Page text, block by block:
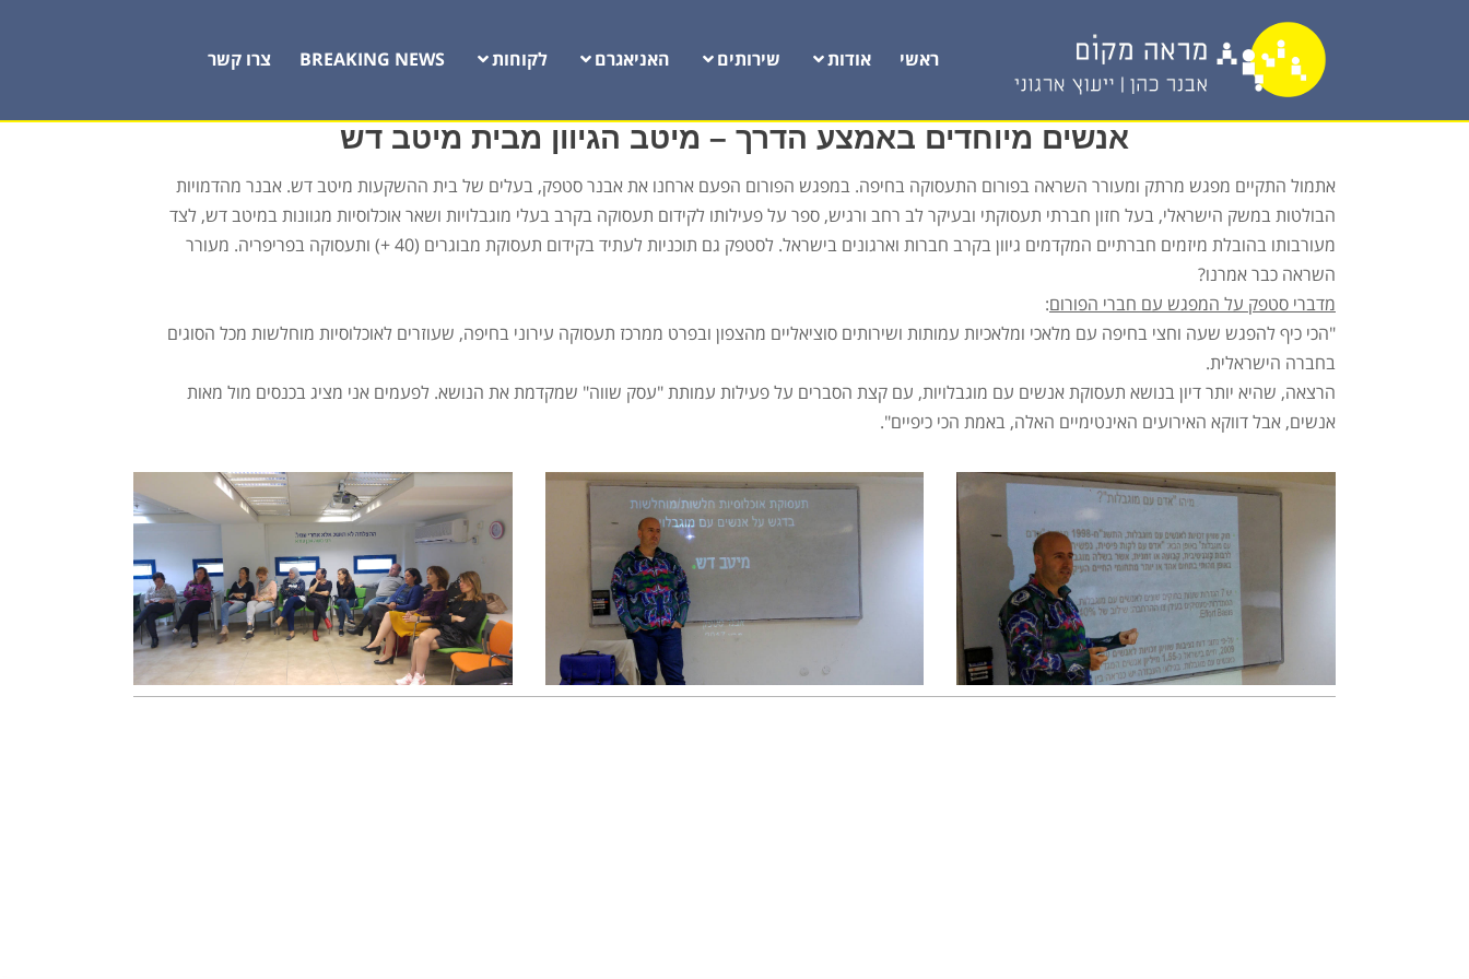
ראשי אודות שירותים האניאגרם לקוחות BREAKING NEWS צרו קשר
אנשים מיוחדים באמצע הדרך – מיטב הגיוון מבית מיטב דש
אתמול התקיים מפגש מרתק ומעורר השראה בפורום התעסוקה בחיפה. במפגש הפורום הפעם ארחנו את אבנר סטפק, בעלים של בית ההשקעות מיטב דש. אבנר מהדמויות
הבולטות במשק הישראלי, בעל חזון חברתי תעסוקתי ובעיקר לב רחב ורגיש, ספר על פעילותו לקידום תעסוקה בקרב בעלי מוגבלויות ושאר אוכלוסיות מגוונות במיטב דש, לצד
מעורבותו בהובלת מיזמים חברתיים המקדמים גיוון בקרב חברות וארגונים בישראל. לסטפק גם תוכניות לעתיד בקידום תעסוקת מבוגרים (40 +) ותעסוקה בפריפריה. מעורר
השראה כבר אמרנו?
מדברי סטפק על המפגש עם חברי הפורום:
"הכי כיף להפגש שעה וחצי בחיפה עם מלאכי ומלאכיות עמותות ושירותים סוציאליים מהצפון ובפרט ממרכז תעסוקה עירוני בחיפה, שעוזרים לאוכלוסיות מוחלשות מכל הסוגים
בחברה הישראלית.
הרצאה, שהיא יותר דיון בנושא תעסוקת אנשים עם מוגבלויות, עם קצת הסברים על פעילות עמותת "עסק שווה" שמקדמת את הנושא. לפעמים אני מציג בכנסים מול מאות
אנשים, אבל דווקא האירועים האינטימיים האלה, באמת הכי כיפיים".